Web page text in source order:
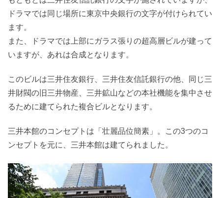
ドラマでは同じ場所に東京中央銀行の文字が付けられてい
ます。
また、ドラマでは上部にガラス張りの超高層ビルが建って
いますが、あれは合成となります。
このビルは三井住友銀行、三井住友信託銀行の他、同じ三
井財閥の旧三井物産、三井鉱山などの本社機能を集中させ
るために建てられた複合ビルとなります。
三井本館のコンセプトは 壮麗品位簡素
。この3つのコ
ンセプトを元に、三井本館は建てられました。